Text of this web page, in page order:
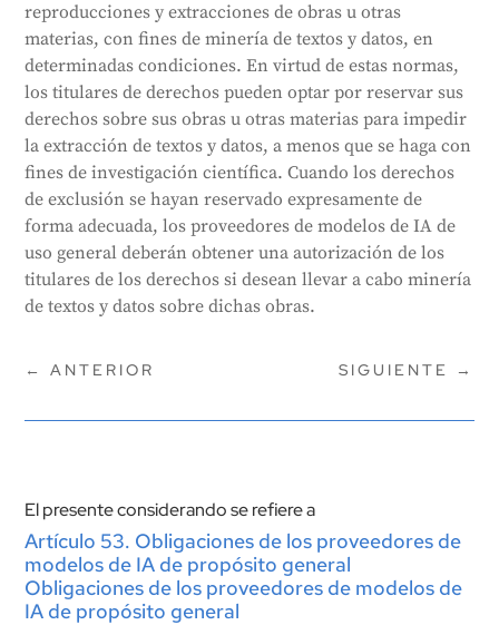
reproducciones y extracciones de obras u otras
materias, con fines de minería de textos y datos, en
determinadas condiciones. En virtud de estas normas,
los titulares de derechos pueden optar por reservar sus
derechos sobre sus obras u otras materias para impedir
la extracción de textos y datos, a menos que se haga con
fines de investigación científica. Cuando los derechos
de exclusión se hayan reservado expresamente de
forma adecuada, los proveedores de modelos de IA de
uso general deberán obtener una autorización de los
titulares de los derechos si desean llevar a cabo minería
de textos y datos sobre dichas obras.
←ANTERIOR SIGUIENTE →
El presente considerando se refiere a
Artículo 53. Obligaciones de los proveedores de
modelos de IA de propósito general
Obligaciones de los proveedores de modelos de
IA de propósito general